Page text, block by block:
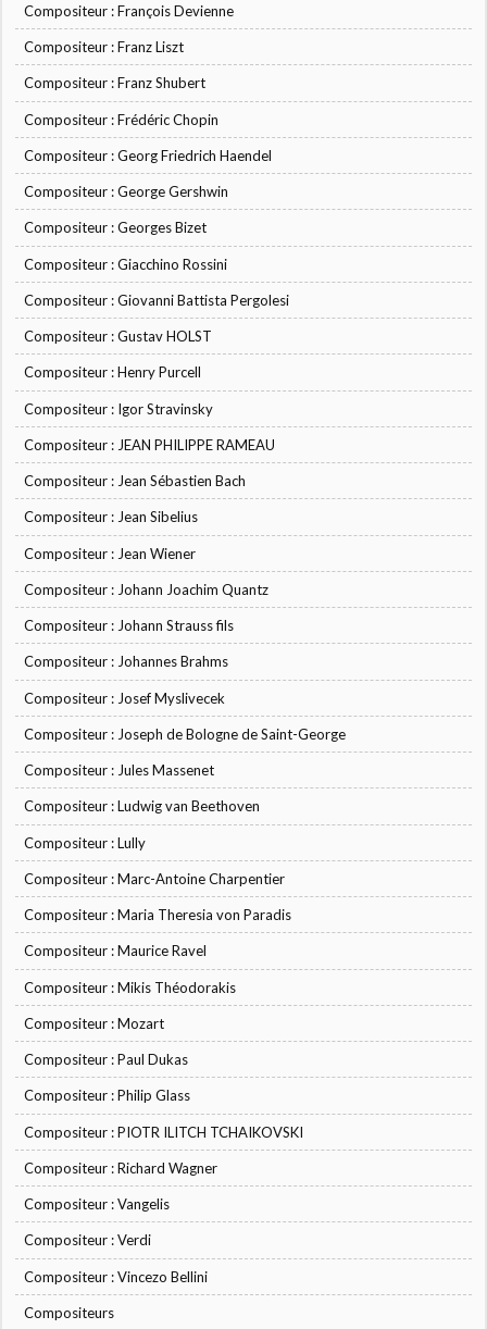
Compositeur : François Devienne
Compositeur : Franz Liszt
Compositeur : Franz Shubert
Compositeur : Frédéric Chopin
Compositeur : Georg Friedrich Haendel
Compositeur : George Gershwin
Compositeur : Georges Bizet
Compositeur : Giacchino Rossini
Compositeur : Giovanni Battista Pergolesi
Compositeur : Gustav HOLST
Compositeur : Henry Purcell
Compositeur : Igor Stravinsky
Compositeur : JEAN PHILIPPE RAMEAU
Compositeur : Jean Sébastien Bach
Compositeur : Jean Sibelius
Compositeur : Jean Wiener
Compositeur : Johann Joachim Quantz
Compositeur : Johann Strauss fils
Compositeur : Johannes Brahms
Compositeur : Josef Myslivecek
Compositeur : Joseph de Bologne de Saint-George
Compositeur : Jules Massenet
Compositeur : Ludwig van Beethoven
Compositeur : Lully
Compositeur : Marc-Antoine Charpentier
Compositeur : Maria Theresia von Paradis
Compositeur : Maurice Ravel
Compositeur : Mikis Théodorakis
Compositeur : Mozart
Compositeur : Paul Dukas
Compositeur : Philip Glass
Compositeur : PIOTR ILITCH TCHAIKOVSKI
Compositeur : Richard Wagner
Compositeur : Vangelis
Compositeur : Verdi
Compositeur : Vincezo Bellini
Compositeurs